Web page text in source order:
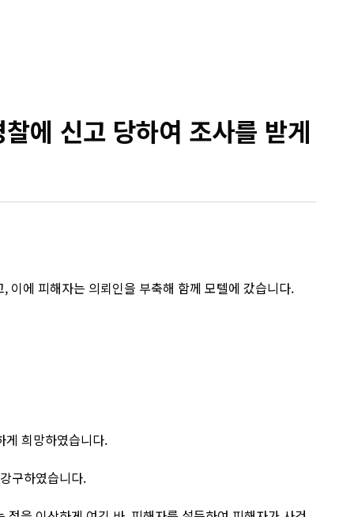
에 신고 당하여 조사를 받게
이에 피해자는 의뢰인을 부축해 함께 모텔에 갔습니다.
게 희망하였습니다.
구하였습니다.